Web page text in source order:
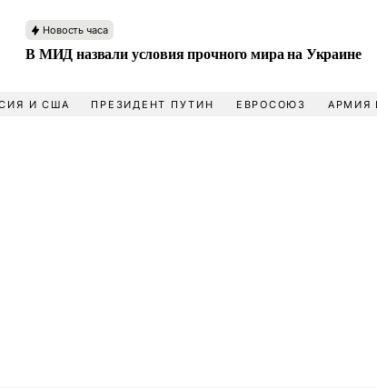
Новость часа
В МИД назвали условия прочного мира на Украине
И США ПРЕЗИДЕНТ ПУТИН ЕВРОСОЮЗ АРМИЯ